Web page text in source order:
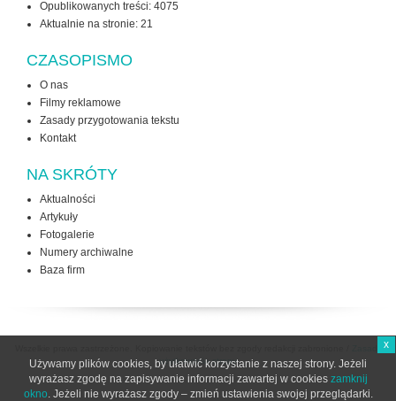
Opublikowanych treści: 4075
Aktualnie na stronie: 21
CZASOPISMO
O nas
Filmy reklamowe
Zasady przygotowania tekstu
Kontakt
NA SKRÓTY
Aktualności
Artykuły
Fotogalerie
Numery archiwalne
Baza firm
użytkowania strony
x
Używamy plików cookies, by ułatwić korzystanie z naszej strony. Jeżeli
wyrażasz zgodę na zapisywanie informacji zawartej w cookies zamknij
okno. Jeżeli nie wyrażasz zgody – zmień ustawienia swojej przeglądarki.